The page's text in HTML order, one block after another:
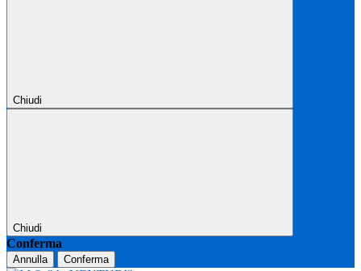
Chiudi
Chiudi
Conferma
Annulla Conferma